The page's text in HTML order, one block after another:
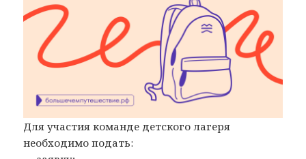
Для участия команде детского лагеря
необходимо подать: